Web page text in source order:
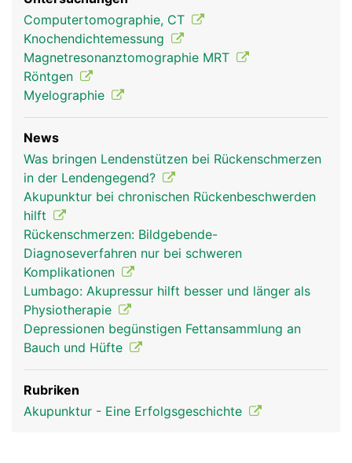
Computertomographie, CT
Knochendichtemessung
Magnetresonanztomographie MRT
Röntgen
Myelographie
News
Was bringen Lendenstützen bei Rückenschmerzen
in der Lendengegend?
Akupunktur bei chronischen Rückenbeschwerden
hilft
Rückenschmerzen: Bildgebende-
Diagnoseverfahren nur bei schweren
Komplikationen
Lumbago: Akupressur hilft besser und länger als
Physiotherapie
Depressionen begünstigen Fettansammlung an
Bauch und Hüfte
Rubriken
Akupunktur - Eine Erfolgsgeschichte